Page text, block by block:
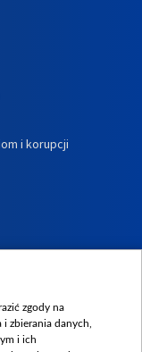
i korupcji
zgody na
zbierania danych,
i ich